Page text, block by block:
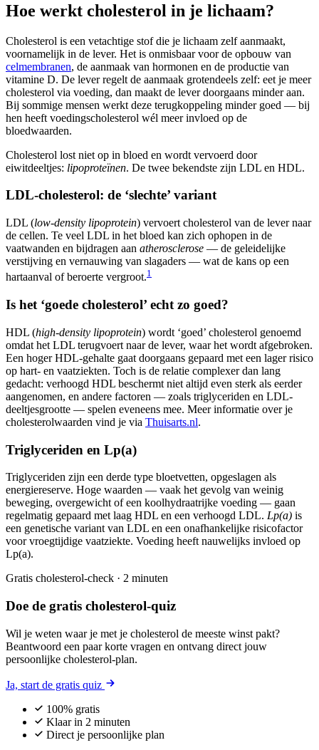
Hoe werkt cholesterol in je lichaam?
Cholesterol is een vetachtige stof die je lichaam zelf aanmaakt,
voornamelijk in de lever. Het is onmisbaar voor de opbouw van
celmembranen, de aanmaak van hormonen en de productie van
vitamine D. De lever regelt de aanmaak grotendeels zelf: eet je meer
cholesterol via voeding, dan maakt de lever doorgaans minder aan.
Bij sommige mensen werkt deze terugkoppeling minder goed — bij
hen heeft voedingscholesterol wél meer invloed op de
bloedwaarden.
Cholesterol lost niet op in bloed en wordt vervoerd door
eiwitdeeltjes: lipoproteïnen. De twee bekendste zijn LDL en HDL.
LDL-cholesterol: de ‘slechte’ variant
LDL (low-density lipoprotein) vervoert cholesterol van de lever naar
de cellen. Te veel LDL in het bloed kan zich ophopen in de
vaatwanden en bijdragen aan atherosclerose — de geleidelijke
verstijving en vernauwing van slagaders — wat de kans op een
hartaanval of beroerte vergroot.1
Is het ‘goede cholesterol’ echt zo goed?
HDL (high-density lipoprotein) wordt ‘goed’ cholesterol genoemd
omdat het LDL terugvoert naar de lever, waar het wordt afgebroken.
Een hoger HDL-gehalte gaat doorgaans gepaard met een lager risico
op hart- en vaatziekten. Toch is de relatie complexer dan lang
gedacht: verhoogd HDL beschermt niet altijd even sterk als eerder
aangenomen, en andere factoren — zoals triglyceriden en LDL-
deeltjesgrootte — spelen eveneens mee. Meer informatie over je
cholesterolwaarden vind je via Thuisarts.nl.
Triglyceriden en Lp(a)
Triglyceriden zijn een derde type bloetvetten, opgeslagen als
energiereserve. Hoge waarden — vaak het gevolg van weinig
beweging, overgewicht of een koolhydraatrijke voeding — gaan
regelmatig gepaard met laag HDL en een verhoogd LDL. Lp(a) is
een genetische variant van LDL en een onafhankelijke risicofactor
voor vroegtijdige vaatziekte. Voeding heeft nauwelijks invloed op
Lp(a).
Gratis cholesterol-check · 2 minuten
Doe de gratis cholesterol-quiz
Wil je weten waar je met je cholesterol de meeste winst pakt?
Beantwoord een paar korte vragen en ontvang direct jouw
persoonlijke cholesterol-plan.
Ja, start de gratis quiz
100% gratis
Klaar in 2 minuten
Direct je persoonlijke plan